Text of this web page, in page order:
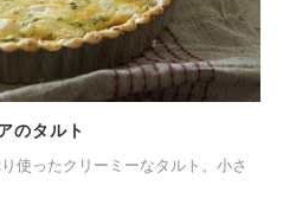
のタルト
使ったクリーミーなタルト。小さ